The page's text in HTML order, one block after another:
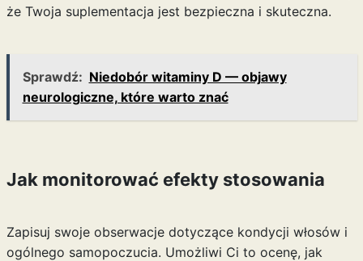
że Twoja suplementacja jest bezpieczna i skuteczna.
Sprawdź: Niedobór witaminy D — objawy
neurologiczne, które warto znać
Jak monitorować efekty stosowania
Zapisuj swoje obserwacje dotyczące kondycji włosów i
ogólnego samopoczucia. Umożliwi Ci to ocenę, jak